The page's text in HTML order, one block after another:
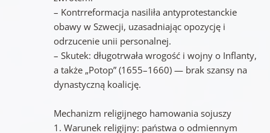
– Kontrreformacja nasiliła antyprotestanckie
obawy w Szwecji, uzasadniając opozycję i
odrzucenie unii personalnej.
– Skutek: długotrwała wrogość i wojny o Inflanty,
a także „Potop” (1655–1660) — brak szansy na
dynastyczną koalicję.
Mechanizm religijnego hamowania sojuszy
1. Warunek religijny: państwa o odmiennym